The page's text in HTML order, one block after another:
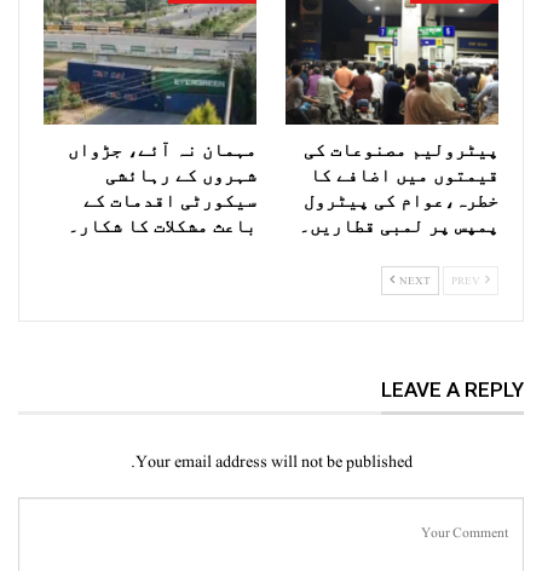
پیٹرولیم مصنوعات کی
قیمتوں میں اضافے کا
خطرہ،عوام کی پیٹرول
پمپس پر لمبی قطاریں۔
مہمان نہ آئے، جڑواں
شہروں کے رہائشی
سیکورٹی اقدمات کے
باعث مشکلات کا شکار۔
NEXT
LEAVE A REPLY
Your email address will not be published.